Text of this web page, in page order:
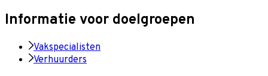
Informatie voor doelgroepen
Vakspecialisten
Verhuurders